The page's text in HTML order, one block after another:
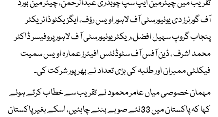
تقریب میں چیئرمین ایپ سپ چوہدری عبدالرحمن، چیئر مین بورڈ
آف گورنرز دی یونیورسٹی آف لاہور اویس رؤف، ایگزیکٹو ڈائریکٹر
پنجاب گروپ سہیل افضل،ریکٹر یونیورسٹی آ ف لاہور پروفیسر ڈاکٹر
محمد اشرف ، ڈین آفس آف سٹوڈنٹس افیئرز عمارہ اویس سمیت
فیکلٹی ممبران اور طلبہ کی بڑی تعداد نے بھرپور شرکت کی۔
مہمان خصوصی میاں عامر محمود نے تقریب سے خطاب کرتے ہوئے
کہا کہ پاکستان میں 33نئے صوبے بننے چاہئیں، اسکے بغیر پاکستان